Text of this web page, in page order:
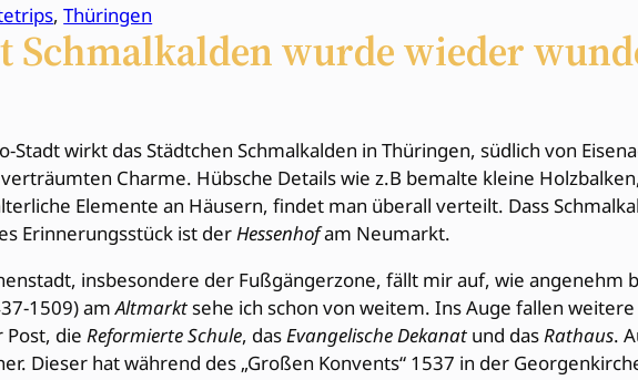
, Thüringen
Schmalkalden wurde wieder
Stadt wirkt das Städtchen Schmalkalden in Thüringen, südlich von
Charme. Hübsche Details wie z.B bemalte kleine
Elemente an Häusern, findet man überall verteilt. Dass
Erinnerungsstück ist derHessenhofam Neumarkt.
insbesondere der Fußgängerzone, fällt mir auf, wie angenehm
1509) amAltmarkt sehe ich schon von weitem. Ins Auge fallen
Post, dieReformierte Schule, dasEvangelische Dekanat und dasRathaus.
Dieser hat während des „Großen Konvents“ 1537 in der